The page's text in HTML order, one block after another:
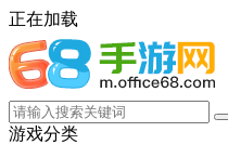
正在加载
游戏分类